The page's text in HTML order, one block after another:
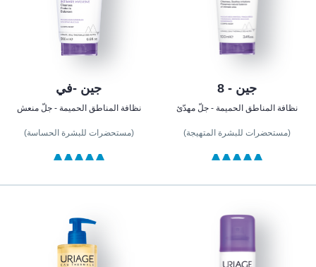
جين - 8
نظافة المناطق الحميمة - جلّ مهدّئ
(مستحضرات للبشرة المتهيجة)
جين -في
نظافة المناطق الحميمة - جلّ منعش
(مستحضرات للبشرة الحساسة)